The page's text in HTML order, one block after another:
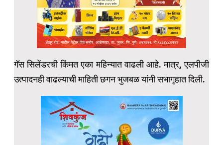
गॅस सिलेंडरची किंमत एका महिन्यात वाढली आहे. मात्र, एलपीजी
उत्पादनही वाढल्याची माहिती छगन भुजबळ यांनी सभागृहात दिली.